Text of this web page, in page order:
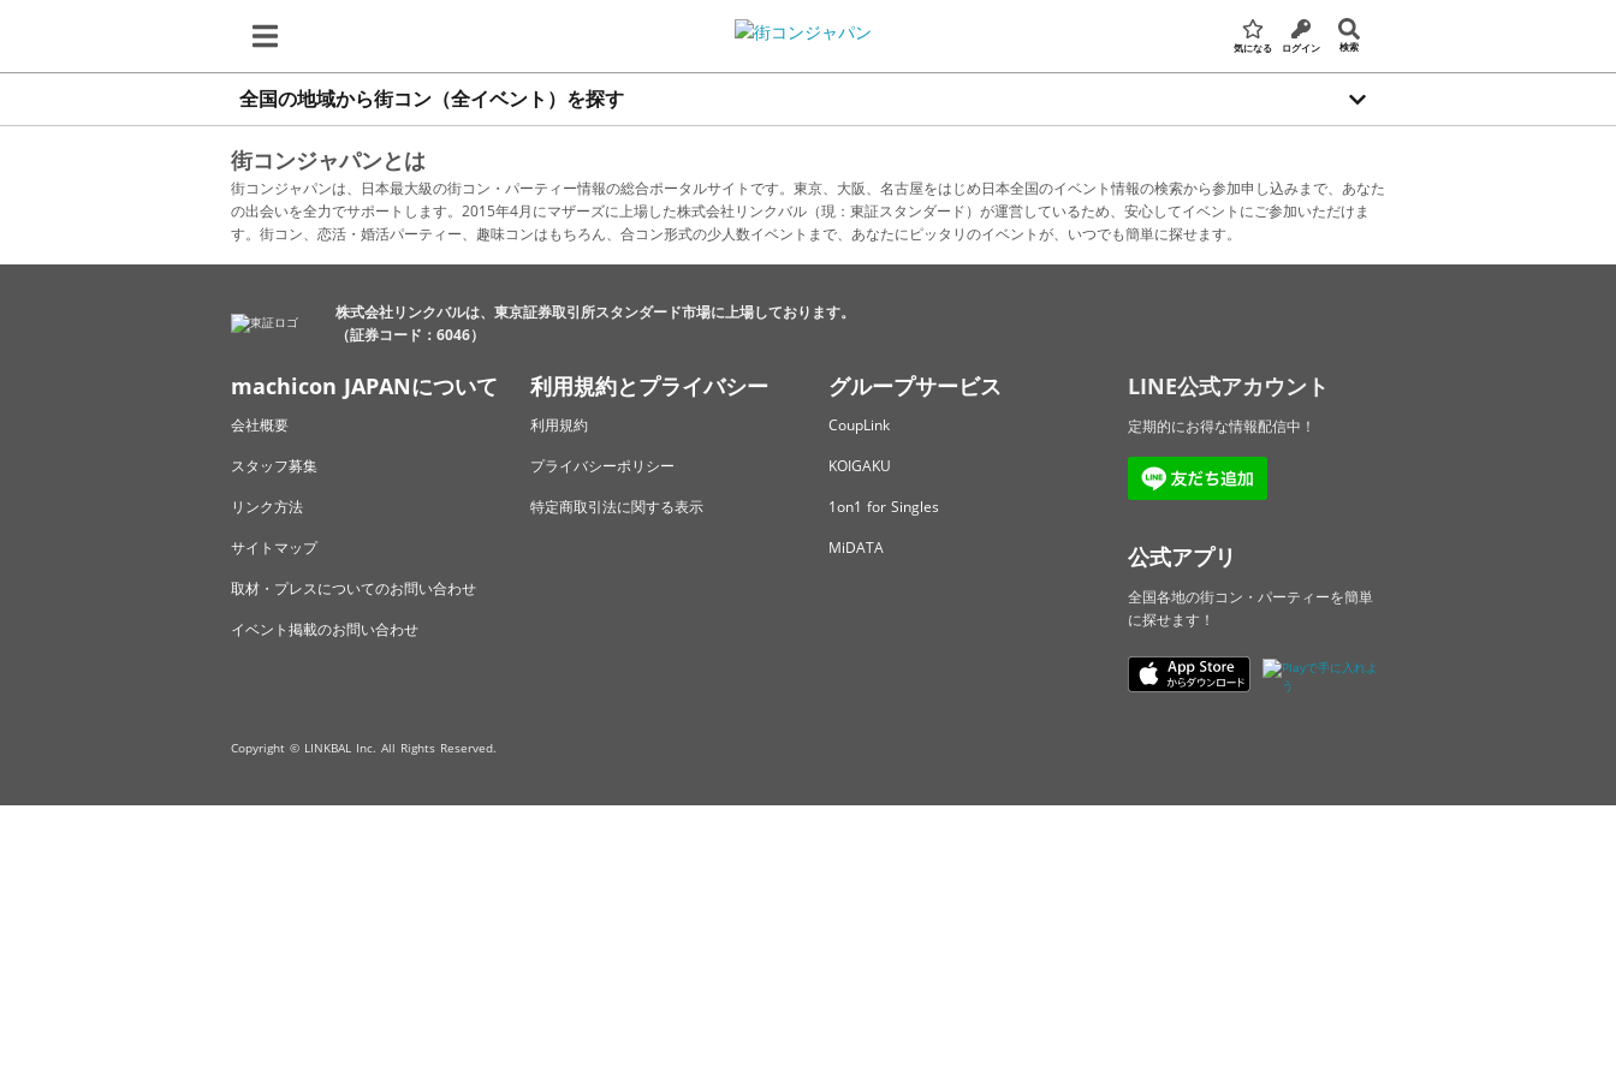
気になる ログイン 検索
全国の地域から街コン（全イベント）を探す
街コンジャパンとは
街コンジャパンは、日本最大級の街コン・パーティー情報の総合ポータルサイトです。東京、大阪、名古屋をはじめ日本全国のイベント情報の検索から参加申し込みまで、あなた
の出会いを全力でサポートします。2015年4月にマザーズに上場した株式会社リンクバル（現：東証スタンダード）が運営しているため、安心してイベントにご参加いただけま
す。街コン、恋活・婚活パーティー、趣味コンはもちろん、合コン形式の少人数イベントまで、あなたにピッタリのイベントが、いつでも簡単に探せます。
株式会社リンクバルは、東京証券取引所スタンダード市場に上場しております。
（証券コード：6046）
machicon JAPANについて
会社概要
スタッフ募集
リンク方法
サイトマップ
取材・プレスについてのお問い合わせ
イベント掲載のお問い合わせ
利用規約とプライバシー
利用規約
プライバシーポリシー
特定商取引法に関する表示
グループサービス
CoupLink
KOIGAKU
1on1 for Singles
MiDATA
LINE公式アカウント
定期的にお得な情報配信中！
公式アプリ
全国各地の街コン・パーティーを簡単
に探せます！
Copyright © LINKBAL Inc. All Rights Reserved.